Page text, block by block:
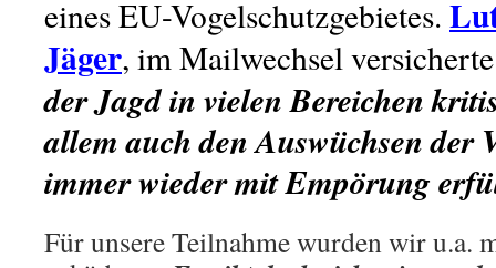
eines EU-Vogelschutzgebietes.
Jäger, im Mailwechsel
der Jagd in vielen Bereichen
allem auch den Auswüchsen der
immer wieder mit Empörung
Für unsere Teilnahme wurden wir u.a.